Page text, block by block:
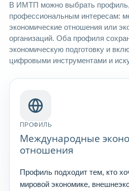
В ИМТП можно выбрать
профессиональным интересам:
экономические отношения или
организаций. Оба профиля
экономическую подготовку и
цифровыми инструментами и
ПРОФИЛЬ
Международные
отношения
Профиль подходит тем, кто
мировой экономике,